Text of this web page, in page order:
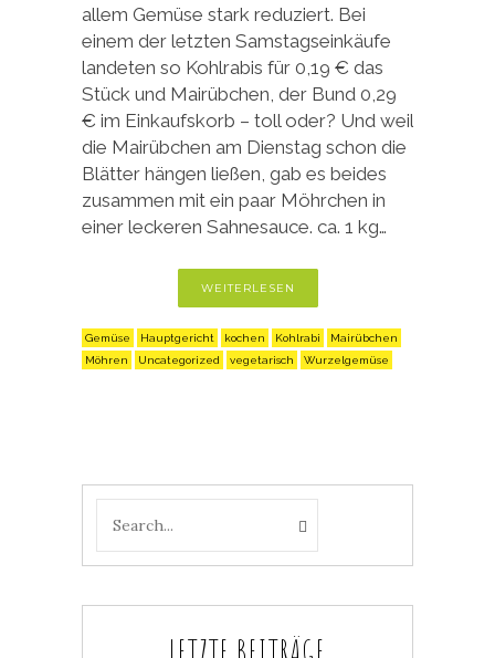
allem Gemüse stark reduziert. Bei
einem der letzten Samstagseinkäufe
landeten so Kohlrabis für 0,19 € das
Stück und Mairübchen, der Bund 0,29
€ im Einkaufskorb – toll oder? Und weil
die Mairübchen am Dienstag schon die
Blätter hängen ließen, gab es beides
zusammen mit ein paar Möhrchen in
einer leckeren Sahnesauce. ca. 1 kg…
WEITERLESEN
Gemüse Hauptgericht kochen Kohlrabi
Mairübchen
Möhren
Uncategorized vegetarisch Wurzelgemüse